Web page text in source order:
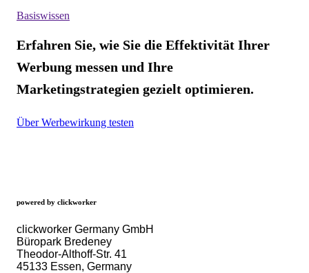
Basiswissen
Erfahren Sie, wie Sie die Effektivität Ihrer
Werbung messen und Ihre
Marketingstrategien gezielt optimieren.
Über Werbewirkung testen
powered by clickworker
clickworker Germany GmbH
Büropark Bredeney
Theodor-Althoff-Str. 41
45133 Essen, Germany